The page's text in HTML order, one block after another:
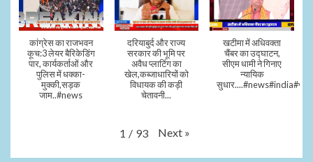
कांग्रेस का राजभवन
कूच:3 लेयर बैरिकेडिंग
पार, कार्यकर्ताओं और
पुलिस में धक्का-
मुक्की,सड़क
जाम..#news
दरियाबुर्द और राज्य
सरकार की भूमि पर
अवैध प्लाटिंग का
खेल,कब्जाधारियों को
विधायक की कड़ी
चेतावनी...
खटीमा में अधिवक्ता
चैंबर का उद्घाटन,
सीएम धामी ने गिनाए
न्यायिक
1 / 93 Next »